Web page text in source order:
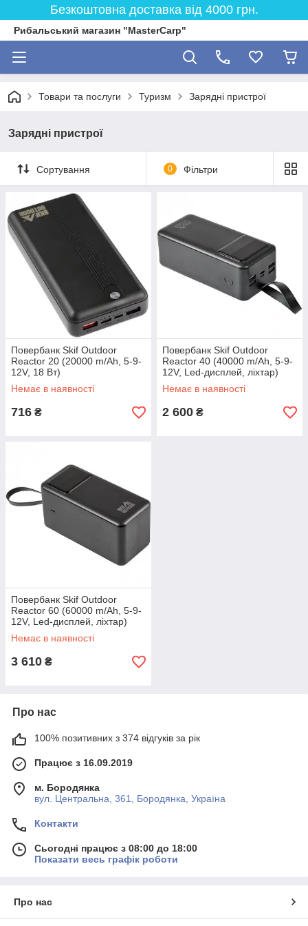
Безкоштовна доставка від 4000 грн.
Рибальський магазин "MasterCarp"
Товари та послуги Туризм Зарядні пристрої
Зарядні пристрої
Сортування 0 Фільтри
Повербанк Skif Outdoor
Reactor 20 (20000 m/Ah, 5-9-
12V, 18 Вт)
Немає в наявності
716 ₴
Повербанк Skif Outdoor
Reactor 40 (40000 m/Ah, 5-9-
12V, Led-дисплей, ліхтар)
Немає в наявності
2 600 ₴
Повербанк Skif Outdoor
Reactor 60 (60000 m/Ah, 5-9-
12V, Led-дисплей, ліхтар)
Немає в наявності
3 610 ₴
Про нас
100% позитивних з 374 відгуків за рік
Працює з 16.09.2019
м. Бородянка
вул. Центральна, 361, Бородянка, Україна
Контакти
Сьогодні працює з 08:00 до 18:00
Показати весь графік роботи
Про нас